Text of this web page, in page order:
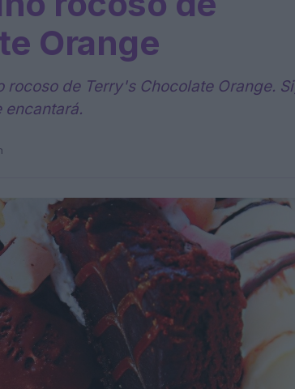
Orange
rocoso de Terry's Chocolate Orange.
encantará.